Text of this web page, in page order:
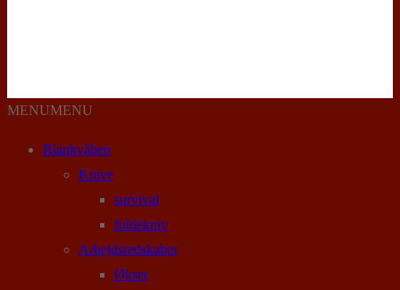
MENUMENU
Blankvåben
Knive
survival
foldekniv
Arbejdsredskaber
Økser